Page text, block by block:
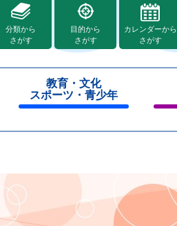
分類から
さがす
目的から
さがす
カレンダーから
さがす
教育・文化
スポーツ・青少年
じ
じ